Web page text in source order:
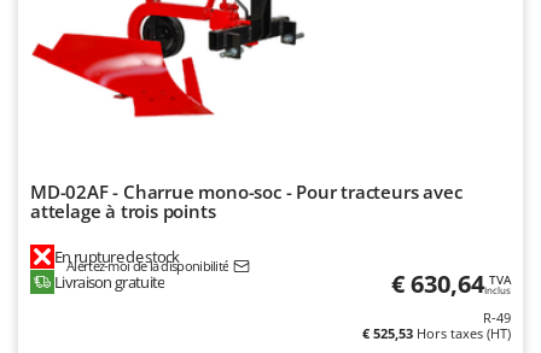
Pramac
Prismafood
Rato
Redback
MD-02AF - Charrue mono-soc - Pour tracteurs avec
attelage à trois points
En rupture de stock
Alertez-moi de la disponibilité
Livraison gratuite € 630,64 TVA
Inclus
R-49
€ 525,53 Hors taxes (HT)